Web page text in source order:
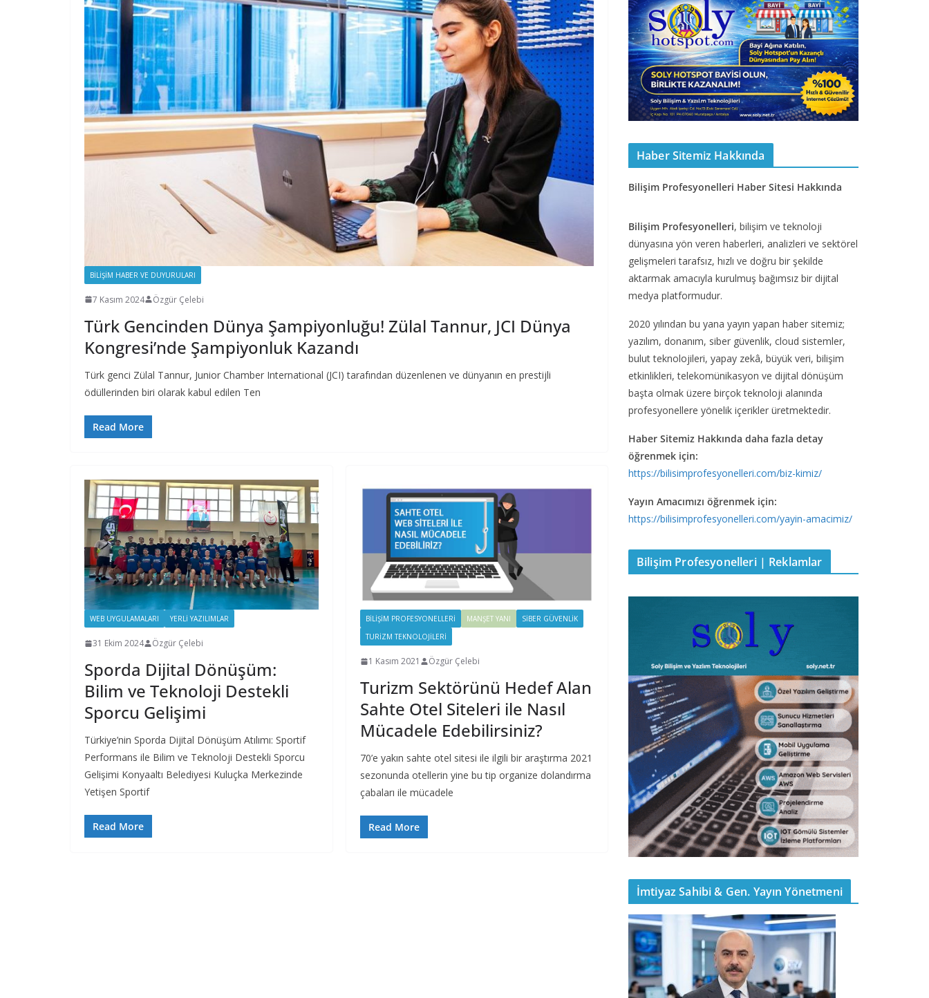
BILIŞIM HABER VE DUYURULARI
7 Kasım 2024 Özgür Çelebi
Türk Gencinden Dünya Şampiyonluğu! Zülal Tannur, JCI Dünya
Kongresi’nde Şampiyonluk Kazandı
Türk genci Zülal Tannur, Junior Chamber International (JCI) tarafından düzenlenen ve dünyanın en prestijli
ödüllerinden biri olarak kabul edilen Ten
Read More
WEB UYGULAMALARI YERLI YAZILIMLAR
31 Ekim 2024 Özgür Çelebi
Sporda Dijital Dönüşüm:
Bilim ve Teknoloji Destekli
Sporcu Gelişimi
Türkiye’nin Sporda Dijital Dönüşüm Atılımı: Sportif
Performans ile Bilim ve Teknoloji Destekli Sporcu
Gelişimi Konyaaltı Belediyesi Kuluçka Merkezinde
Yetişen Sportif
Read More
BILIŞIM PROFESYONELLERI MANŞET YANI
SIBER GÜVENLIK
TURIZM TEKNOLOJILERI
1 Kasım 2021 Özgür Çelebi
Turizm Sektörünü Hedef Alan
Sahte Otel Siteleri ile Nasıl
Mücadele Edebilirsiniz?
70’e yakın sahte otel sitesi ile ilgili bir araştırma 2021
sezonunda otellerin yine bu tip organize dolandırma
çabaları ile mücadele
Read More
Haber Sitemiz Hakkında
Bilişim Profesyonelleri Haber Sitesi Hakkında
Bilişim Profesyonelleri, bilişim ve teknoloji
dünyasına yön veren haberleri, analizleri ve sektörel
gelişmeleri tarafsız, hızlı ve doğru bir şekilde
aktarmak amacıyla kurulmuş bağımsız bir dijital
medya platformudur.
2020 yılından bu yana yayın yapan haber sitemiz;
yazılım, donanım, siber güvenlik, cloud sistemler,
bulut teknolojileri, yapay zekâ, büyük veri, bilişim
etkinlikleri, telekomünikasyon ve dijital dönüşüm
başta olmak üzere birçok teknoloji alanında
profesyonellere yönelik içerikler üretmektedir.
Haber Sitemiz Hakkında daha fazla detay
öğrenmek için:
https://bilisimprofesyonelleri.com/biz-kimiz/
Yayın Amacımızı öğrenmek için:
https://bilisimprofesyonelleri.com/yayin-amacimiz/
Bilişim Profesyonelleri | Reklamlar
İmtiyaz Sahibi & Gen. Yayın Yönetmeni